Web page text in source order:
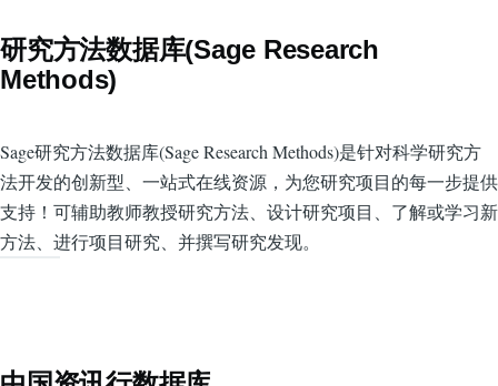
研究方法数据库(Sage Research
Methods)
Sage研究方法数据库(Sage Research Methods)是针对科学研究方
法开发的创新型、一站式在线资源，为您研究项目的每一步提供
支持！可辅助教师教授研究方法、设计研究项目、了解或学习新
方法、进行项目研究、并撰写研究发现。